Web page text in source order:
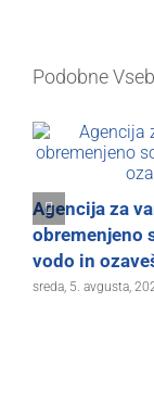
Podobne
Agencija za
obremenjeno
vodo in
sreda, 5. avgusta,